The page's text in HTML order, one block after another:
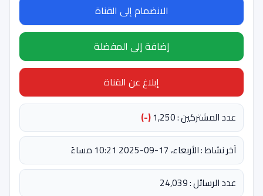
الانضمام إلى القناة
إضافة إلى المفضلة
إبلاغ عن القناة
عدد المشتركين : 1,250
(-)
آخر نشاط : الأربعاء، 17-09-2025 10:21 مساءً
عدد الرسائل : 24,039